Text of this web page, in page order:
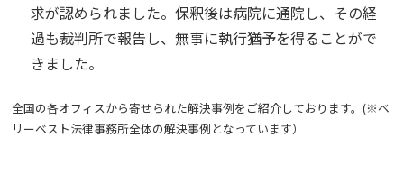
求が認められました。保釈後は病院に通院し、その経
過も裁判所で報告し、無事に執行猶予を得ることがで
きました。
全国の各オフィスから寄せられた解決事例をご紹介しております。(※ベ
リーベスト法律事務所全体の解決事例となっています）